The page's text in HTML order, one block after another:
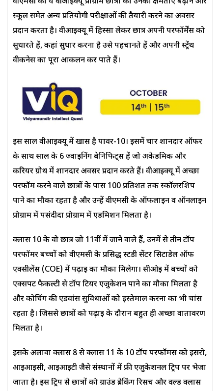
स्कूल समेत अन्य प्रतियोगी परीक्षाओं की तैयारी करने का अवसर
प्रदान करता है। वीआईक्यू में हिस्सा लेकर छात्र अपनी परफॉर्मेंस को
सुधारते हैं, कहां सुधार करना है उसे पहचानते हैं और अपनी स्ट्रैंथ
वीकनेस का पूरा आकलन कर पाते हैं।
इस साल वीआईक्यू में खास है पावर-10। इसमें चार शानदार ऑफर
के साथ साल के 6 ज्वाइनिंग बेनिफिट्स हैं जो अकेडमिक और
करियर ग्रोथ में शानदार अवसर प्रदान करते हैं। वीआईक्यू में अच्छा
परफॉर्म करने वाले छात्रों के पास 100 प्रतिशत तक स्कॉलरशिप
पाने का मौका रहता है और उन्हें वीएमसी के ऑफलाइन व ऑनलाइन
प्रोग्राम में पसंदीदा प्रोग्राम में एडमिशन मिलता है।
क्लास 10 के वो छात्र जो 11वीं में जाने वाले हैं, उनमें से तीन टॉप
परफॉर्मर बच्चों को वीएमसी के प्रसिद्ध स्टडी सेंटर सिटाडेल ऑफ
एक्सीलेंस (COE) में पढ़ाई का मौका मिलेगा। सीओई में बच्चों को
एक्सपर्ट फैकल्टी से टॉप टियर एजुकेशन पाने का मौका मिलता है
और कोचिंग की एडवांस सुविधाओं को इस्तेमाल करना का भी चांस
रहता है। जिससे छात्रों को पढ़ाई के दौरान बहुत ही अच्छा वातावरण
मिलता है।
इसके अलावा क्लास 8 से क्लास 11 के 10 टॉप परफॉर्मर्स को इसरो,
आईआईसी, आईआईटी जैसे संस्थानों में फ्री एजुकेशनल ट्रिप पर भेजा
जाता है। इस ट्रिप से छात्रों को ग्राउंड ब्रेकिंग रिसर्च और वर्ल्ड क्लास